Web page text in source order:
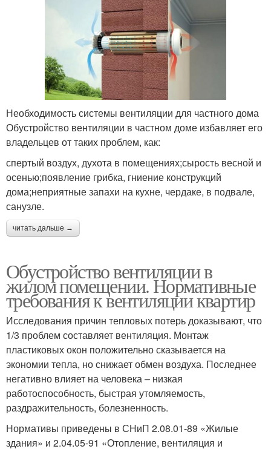
Необходимость системы вентиляции для частного дома
Обустройство вентиляции в частном доме избавляет его
владельцев от таких проблем, как:
спертый воздух, духота в помещениях;сырость весной и
осенью;появление грибка, гниение конструкций
дома;неприятные запахи на кухне, чердаке, в подвале,
санузле.
читать дальше →
Обустройство вентиляции в
жилом помещении. Нормативные
требования к вентиляции квартир
Исследования причин тепловых потерь доказывают, что
1/3 проблем составляет вентиляция. Монтаж
пластиковых окон положительно сказывается на
экономии тепла, но снижает обмен воздуха. Последнее
негативно влияет на человека – низкая
работоспособность, быстрая утомляемость,
раздражительность, болезненность.
Нормативы приведены в СНиП 2.08.01-89 «Жилые
здания» и 2.04.05-91 «Отопление, вентиляция и